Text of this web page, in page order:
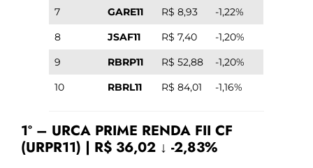
7 GARE11 R$ 8,93
-1,22%
8
JSAF11 R$ 7,40
-1,20%
9
RBRP11 R$ 52,88
-1,20%
10
RBRL11 R$ 84,01 -1,16%
1º – URCA PRIME RENDA FII CF
(URPR11) | R$ 36,02 ↓ -2,83%